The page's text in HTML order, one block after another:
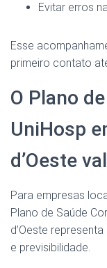
Evitar erros
Esse
primeiro contato
O Plano
UniHosp
d’Oeste
Para empresas
Plano de Saúde
d’Oeste
e previsibilidade.